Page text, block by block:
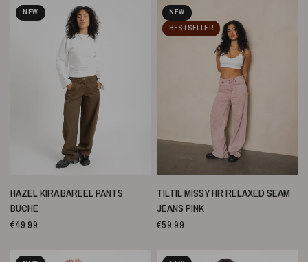
NEW
SCHNELLANSICHT
HAZEL KIRA BAREEL PANTS
BUCHE
€49.99
NEW
BESTSELLER
SCHNELLANSICHT
TILTIL MISSY HR RELAXED SEAM
JEANS PINK
€59.99